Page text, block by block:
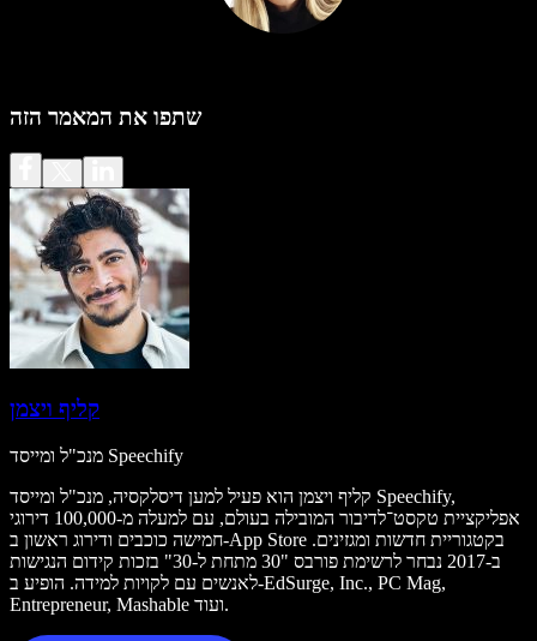
שתפו את המאמר הזה
קליף ויצמן
מנכ"ל ומייסד Speechify
קליף ויצמן הוא פעיל למען דיסלקסיה, מנכ"ל ומייסד Speechify,
אפליקציית טקסט־לדיבור המובילה בעולם, עם למעלה מ-100,000 דירוגי
חמישה כוכבים ודירוג ראשון ב-App Store בקטגוריית חדשות ומגזינים.
ב-2017 נבחר לרשימת פורבס "30 מתחת ל-30" בזכות קידום הנגישות
לאנשים עם לקויות למידה. הופיע ב-EdSurge, Inc., PC Mag,
Entrepreneur, Mashable ועוד.